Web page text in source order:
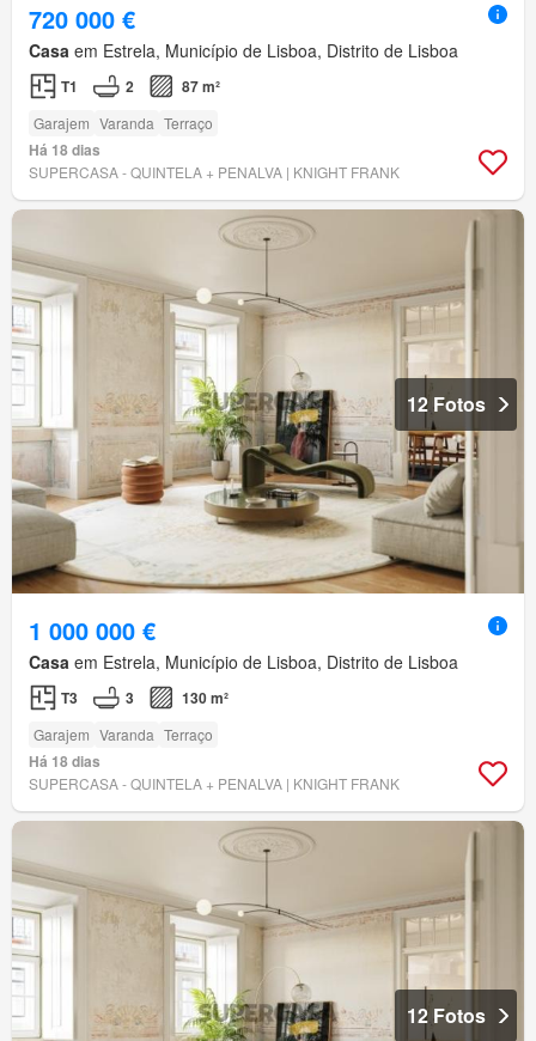
720 000 €
Casa em Estrela, Município de Lisboa, Distrito de Lisboa
T1 2 87 m²
Garajem Varanda Terraço
Há 18 dias
SUPERCASA - QUINTELA + PENALVA | KNIGHT FRANK
12 Fotos
1 000 000 €
Casa em Estrela, Município de Lisboa, Distrito de Lisboa
T3 3 130 m²
Garajem Varanda Terraço
Há 18 dias
SUPERCASA - QUINTELA + PENALVA | KNIGHT FRANK
12 Fotos